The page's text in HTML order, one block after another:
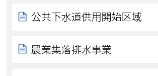
公共下水道供用開始区域
農業集落排水事業